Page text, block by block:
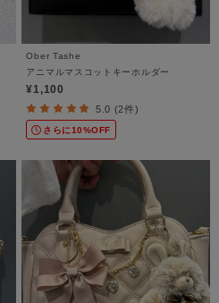
Ober Tashe
アニマルマスコットキーホルダー
¥1,100
5.0 (2件)
さらに10%OFF